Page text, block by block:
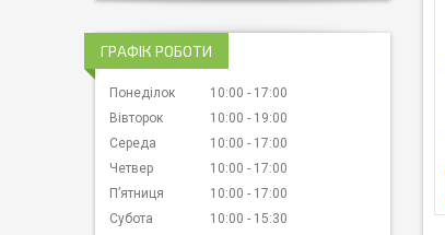
ГРАФІК РОБОТИ
Понеділок 10:00
17:00
Вівторок
10:00
19:00
Середа
10:00
17:00
Четвер
10:00
17:00
Пʼятниця
10:00
17:00
Субота
10:00
15:30